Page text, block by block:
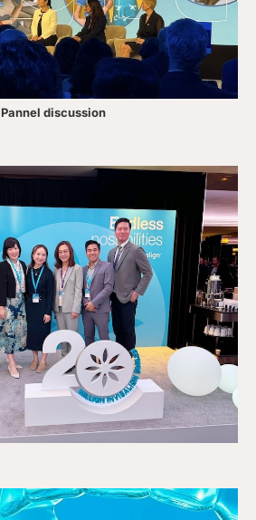
Pannel discussion